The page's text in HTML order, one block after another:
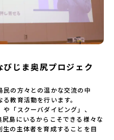
じま奥尻プロジェク
の方々との温かな交流の中
教育活動を行います。
「スクーバダイビング」、
尻島にいるからこそできる様々な
の主体者を育成することを目